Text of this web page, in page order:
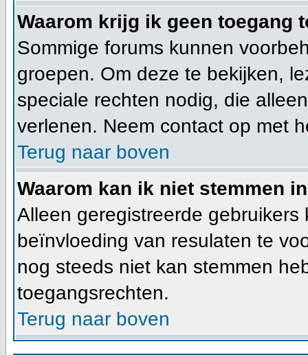
Waarom krijg ik geen toegang
Sommige forums kunnen
groepen. Om deze te bekijken,
speciale rechten nodig, die
verlenen. Neem contact op met
Terug naar boven
Waarom kan ik niet stemmen
Alleen geregistreerde
beïnvloeding van resulaten te
nog steeds niet kan stemmen
toegangsrechten.
Terug naar boven